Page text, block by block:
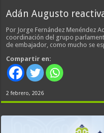
Adán Augusto
Por Jorge Fernández Menéndez
coordinación del grupo
de embajador, como mucho se
Compartir en:
2 febrero, 2026